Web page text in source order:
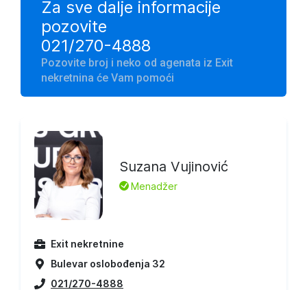
Za sve dalje informacije
pozovite
021/270-4888
Pozovite broj i neko od agenata iz Exit
nekretnina će Vam pomoći
Suzana Vujinović
L Menadžer
Exit nekretnine
Bulevar oslobođenja 32
021/270-4888